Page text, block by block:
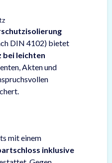
DIN 4102) bietet
bei leichten
Akten und
mit einem
inklusive